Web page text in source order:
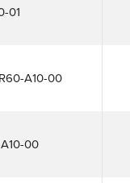
01
A10-00
00